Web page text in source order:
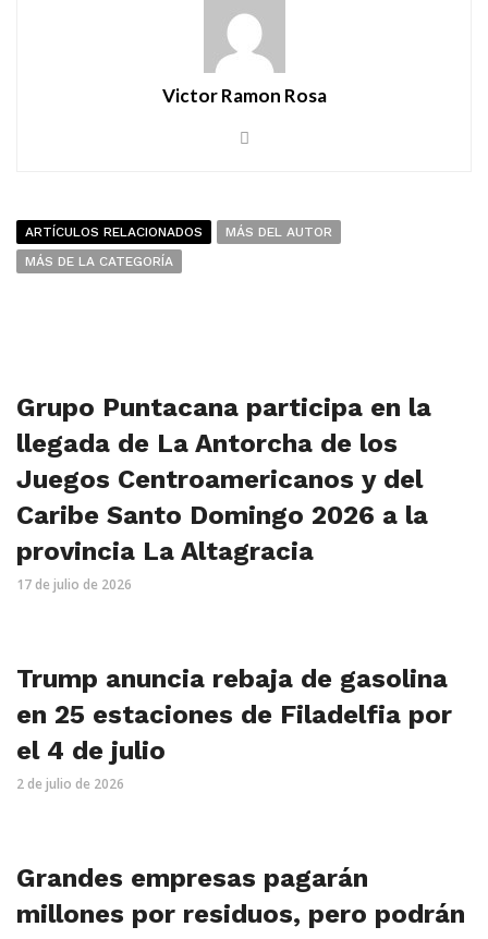
Victor Ramon Rosa
ARTÍCULOS RELACIONADOS
MÁS DEL AUTOR
MÁS DE LA CATEGORÍA
Grupo Puntacana participa en la
llegada de La Antorcha de los
Juegos Centroamericanos y del
Caribe Santo Domingo 2026 a la
provincia La Altagracia
17 de julio de 2026
Trump anuncia rebaja de gasolina
en 25 estaciones de Filadelfia por
el 4 de julio
2 de julio de 2026
Grandes empresas pagarán
millones por residuos, pero podrán